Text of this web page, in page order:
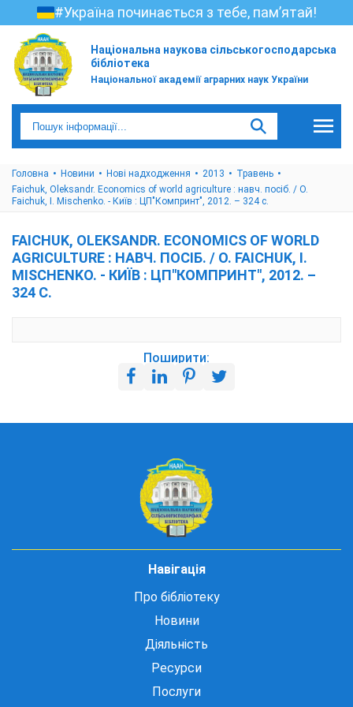
#Україна починається з тебе, пам’ятай!
Національна наукова сільськогосподарська
бібліотека
Національної академії аграрних наук України
Головна Новини Нові надходження 2013
Травень
Faichuk, Oleksandr. Economics of world agriculture : навч. посіб. / O.
Faichuk, I. Mischenko. - Київ : ЦП"Компринт", 2012. – 324 с.
FAICHUK, OLEKSANDR. ECONOMICS OF WORLD
AGRICULTURE : НАВЧ. ПОСІБ. / O. FAICHUK, I.
MISCHENKO. - КИЇВ : ЦП"КОМПРИНТ", 2012. –
324 С.
Поширити:
Навігація
Про бібліотеку
Новини
Діяльність
Ресурси
Послуги